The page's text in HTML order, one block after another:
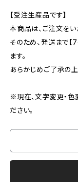
【受注生産品です】
本商品は、ご注文を
そのため、発送まで
ます。
あらかじめご了承の上
※現在、文字変更・色
ださい。